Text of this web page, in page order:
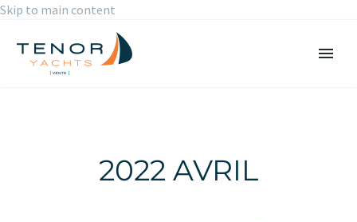
Skip to main content
2022 AVRIL